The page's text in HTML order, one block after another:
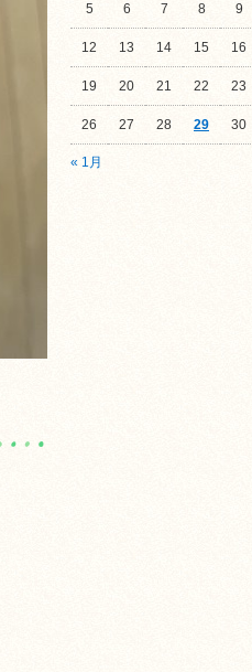
« 1月
5 6 7 8 9
12 13 14 15 16
19 20 21 22 23
26 27 28 29 30